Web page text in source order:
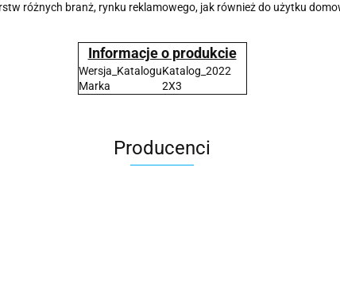
różnych branż, rynku reklamowego, jak również do użytku
Informacje o produkcie
Wersja_KataloguKatalog_2022
Marka
2X3
Producenci